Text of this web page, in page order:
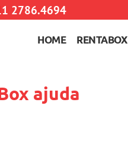
2786.4694
HOME RENTABOX
ajuda